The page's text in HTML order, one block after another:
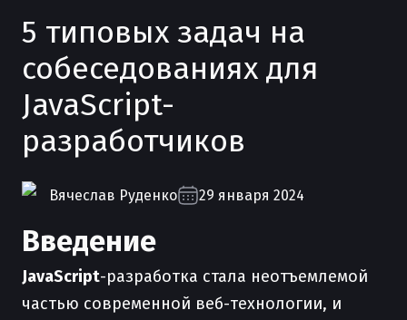
Вход
5 типовых задач на
собеседованиях для
JavaScript-
разработчиков
Вячеслав Руденко 29 января 2024
Введение
JavaScript-разработка стала неотъемлемой
частью современной веб-технологии, и